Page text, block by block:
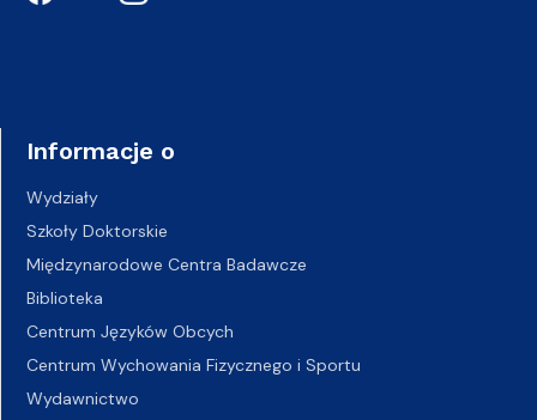
Informacje o
Wydziały
Szkoły Doktorskie
Międzynarodowe Centra Badawcze
Biblioteka
Centrum Języków Obcych
Centrum Wychowania Fizycznego i Sportu
Wydawnictwo